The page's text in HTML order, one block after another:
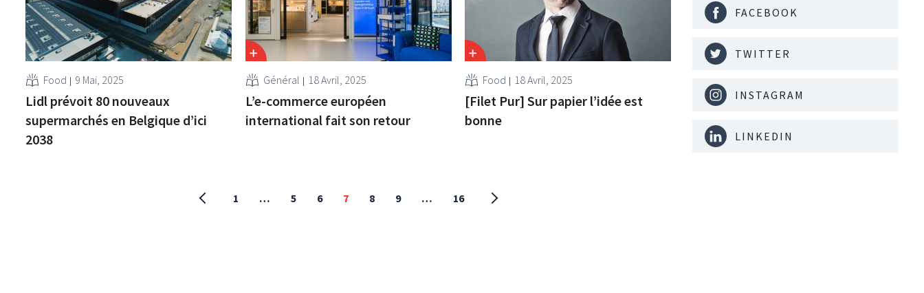
Food 9 Mai, 2025
Lidl prévoit 80 nouveaux
supermarchés en Belgique d’ici
2038
Général 18 Avril, 2025
L’e-commerce européen
international fait son retour
Food 18 Avril, 2025
[Filet Pur] Sur papier l’idée est
bonne
1 … 5 6 7 8 9 … 16
FACEBOOK
TWITTER
INSTAGRAM
LINKEDIN